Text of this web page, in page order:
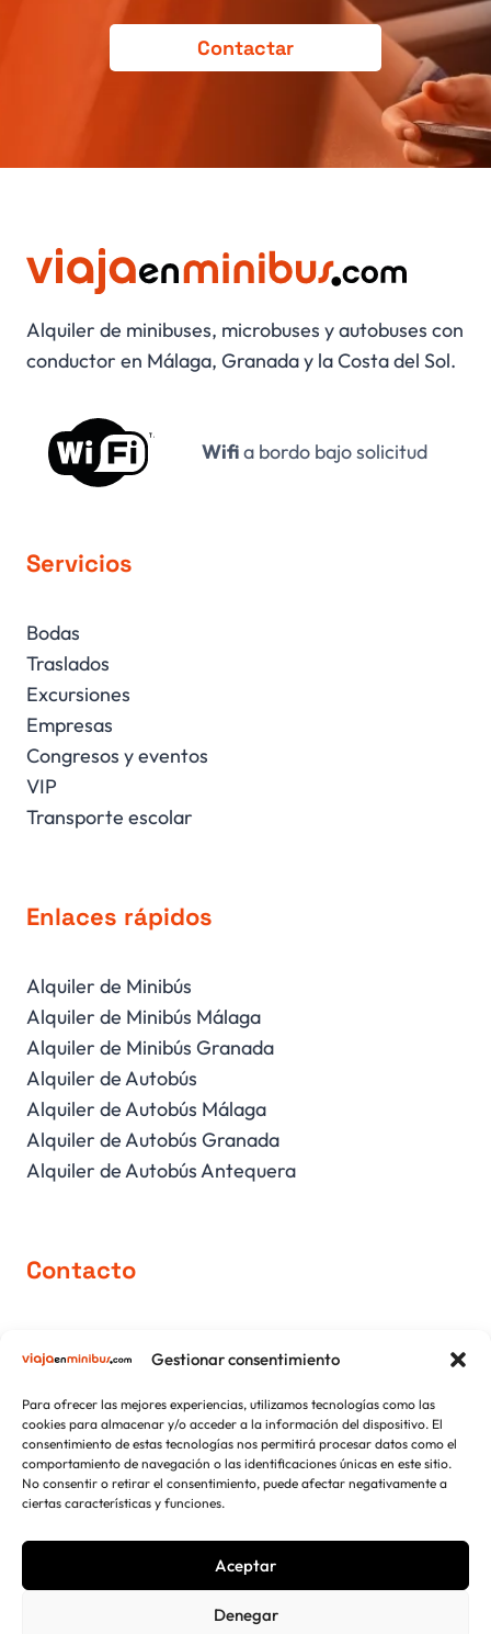
Gestionar consentimiento
Para ofrecer las mejores experiencias, utilizamos tecnologías como las
cookies para almacenar y/o acceder a la información del dispositivo. El
consentimiento de estas tecnologías nos permitirá procesar datos como el
comportamiento de navegación o las identificaciones únicas en este sitio.
No consentir o retirar el consentimiento, puede afectar negativamente a
ciertas características y funciones.
Aceptar
Denegar
Contactar
Alquiler de minibuses, microbuses y autobuses con
conductor en Málaga, Granada y la Costa del Sol.
Wifia bordo bajo solicitud
Servicios
Bodas
Traslados
Excursiones
Empresas
Congresos y eventos
VIP
Transporte escolar
Enlaces rápidos
Alquiler de Minibús
Alquiler de Minibús Málaga
Alquiler de Minibús Granada
Alquiler de Autobús
Alquiler de Autobús Málaga
Alquiler de Autobús Granada
Alquiler de Autobús Antequera
Contacto
+34 952 751 426
+34 639 171 150
952 751 426
Viajaenminibus.com. Copyright 2026 © Todos los derechos